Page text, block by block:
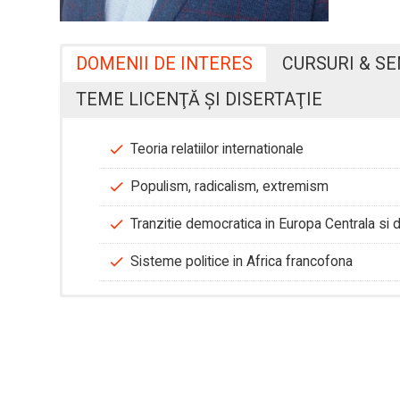
DOMENII DE INTERES CURSURI &
TEME LICENŢĂ ŞI DISERTAŢIE
Teoria relatiilor internationale
Populism, radicalism, extremism
Tranzitie democratica in Europa Centrala si
Sisteme politice in Africa francofona